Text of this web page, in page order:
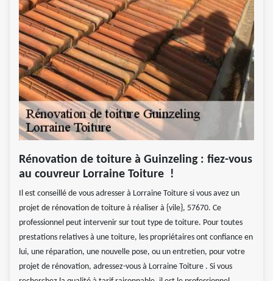
Rénovation de toiture à Guinzeling : fiez-vous
au couvreur Lorraine Toiture !
Il est conseillé de vous adresser à Lorraine Toiture si vous avez un
projet de rénovation de toiture à réaliser à {vile}, 57670. Ce
professionnel peut intervenir sur tout type de toiture. Pour toutes
prestations relatives à une toiture, les propriétaires ont confiance en
lui, une réparation, une nouvelle pose, ou un entretien, pour votre
projet de rénovation, adressez-vous à Lorraine Toiture . Si vous